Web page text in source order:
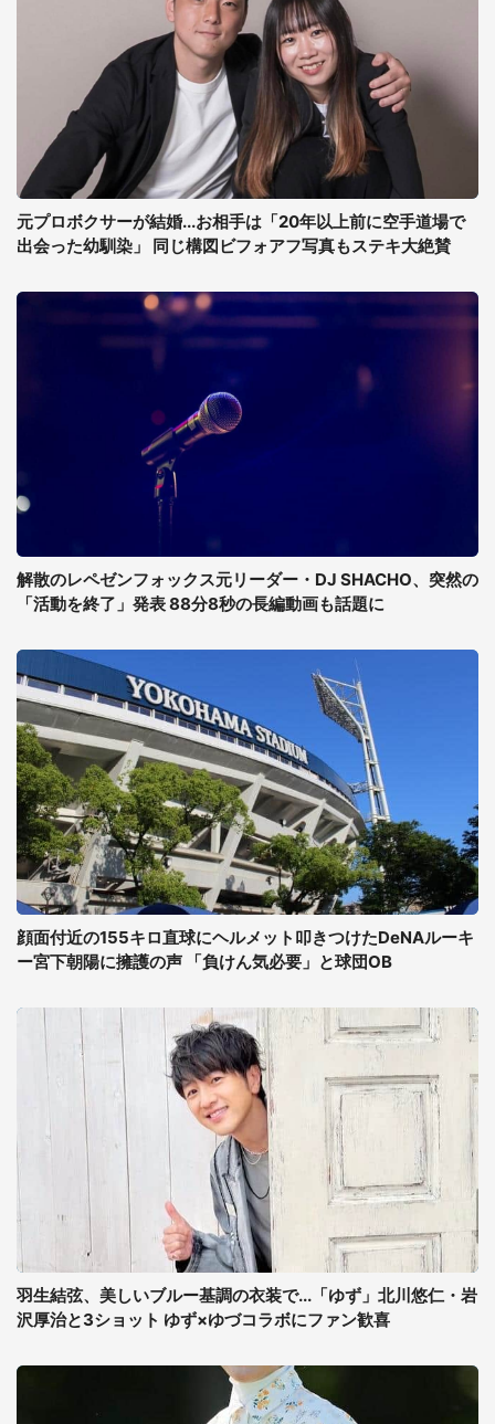
元プロボクサーが結婚...お相手は「20年以上前に空手道場で
出会った幼馴染」 同じ構図ビフォアフ写真もステキ大絶賛
解散のレペゼンフォックス元リーダー・DJ SHACHO、突然の
「活動を終了」発表 88分8秒の長編動画も話題に
顔面付近の155キロ直球にヘルメット叩きつけたDeNAルーキ
ー宮下朝陽に擁護の声 「負けん気必要」と球団OB
羽生結弦、美しいブルー基調の衣装で...「ゆず」北川悠仁・岩
沢厚治と3ショット ゆず×ゆづコラボにファン歓喜